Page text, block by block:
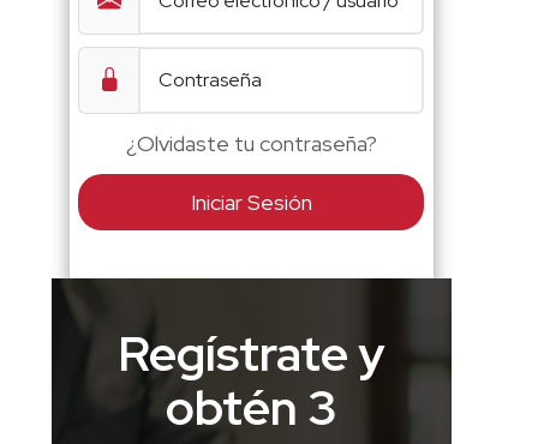
¿Olvidaste tu contraseña?
Iniciar Sesión
Regístrate y
obtén 3